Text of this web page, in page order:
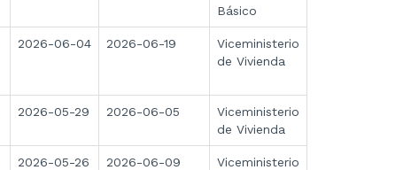
Básico
2026-06-04 2026-06-19
Viceministerio
de Vivienda
2026-05-29 2026-06-05
Viceministerio
de Vivienda
2026-05-26 2026-06-09
Viceministerio